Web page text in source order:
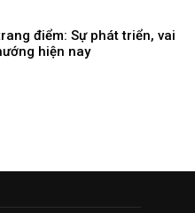
điểm: Sự phát triển, vai
hiện nay